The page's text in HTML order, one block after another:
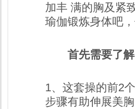
加丰 满的胸及紧
瑜伽锻炼身体吧
首先需要了解
1、这套操的前2
步骤有助伸展美